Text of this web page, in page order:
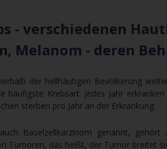
- verschiedenen
Melanom - deren
der hellhäutigen Bevölkerung
häufigste Krebsart. Jedes Jahr
sterben pro Jahr an der Erkrankung.
Baselzellkarzinom genannt, gehört
Tumoren, das heißt, der Tumor breitet